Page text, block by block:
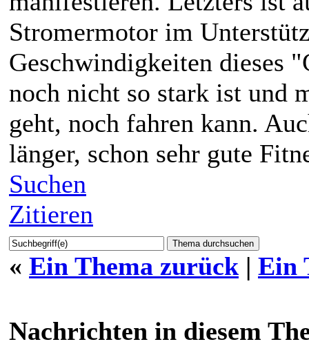
Stromermotor im
Geschwindigkeiten dieses
noch nicht so stark ist und
geht, noch fahren kann.
länger, schon sehr gute
Suchen
Zitieren
« Ein Thema zurück | Ein
Nachrichten in diesem